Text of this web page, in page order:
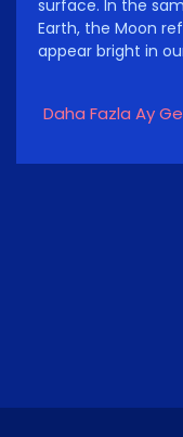
surface. In the
Earth, the Moon
appear bright in
Daha Fazla Ay